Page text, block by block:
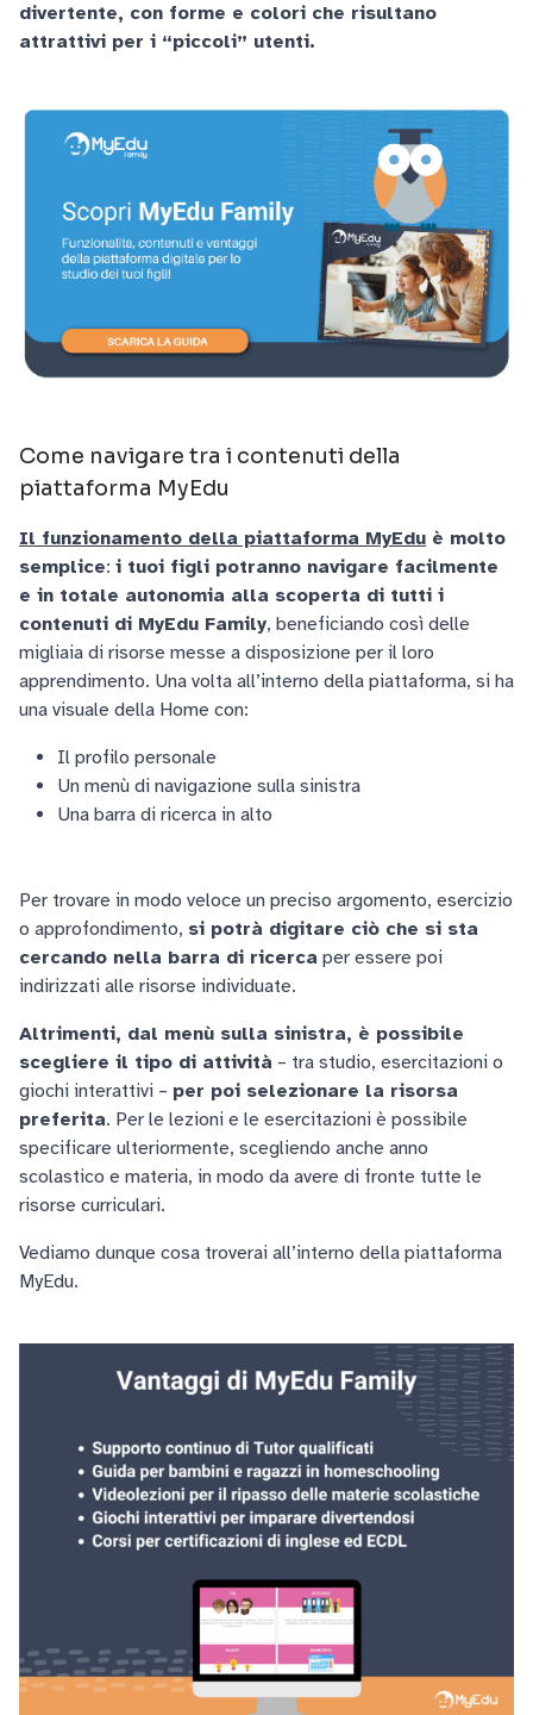
divertente, con forme e colori che risultano
attrattivi per i “piccoli” utenti.
Come navigare tra i contenuti della
piattaforma MyEdu
Il funzionamento della piattaforma MyEdu è molto
semplice: i tuoi figli potranno navigare facilmente
e in totale autonomia alla scoperta di tutti i
contenuti di MyEdu Family, beneficiando così delle
migliaia di risorse messe a disposizione per il loro
apprendimento. Una volta all’interno della piattaforma, si ha
una visuale della Home con:
Il profilo personale
Un menù di navigazione sulla sinistra
Una barra di ricerca in alto
Per trovare in modo veloce un preciso argomento, esercizio
o approfondimento, si potrà digitare ciò che si sta
cercando nella barra di ricerca per essere poi
indirizzati alle risorse individuate.
Altrimenti, dal menù sulla sinistra, è possibile
scegliere il tipo di attività – tra studio, esercitazioni o
giochi interattivi – per poi selezionare la risorsa
preferita. Per le lezioni e le esercitazioni è possibile
specificare ulteriormente, scegliendo anche anno
scolastico e materia, in modo da avere di fronte tutte le
risorse curriculari.
Vediamo dunque cosa troverai all’interno della piattaforma
MyEdu.